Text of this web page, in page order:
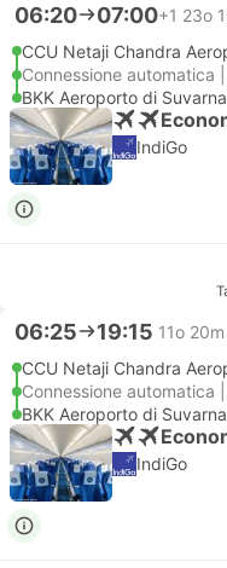
06:20 07:00+1 23o
CCU Netaji Chandra
Connessione automatica |
BKK Aeroporto di
IndiGo
06:25 19:15 11o 20m
CCU Netaji Chandra
Connessione automatica |
BKK Aeroporto di
IndiGo